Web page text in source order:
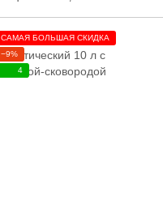
САМАЯ БОЛЬШАЯ СКИДКА
−9%
4